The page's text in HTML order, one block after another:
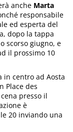
anche Marta
responsabile
ed esperta del
dopo la tappa
scorso giugno, e
il prossimo 10
in centro ad Aosta
Place des
presso il
è
20 inviando una